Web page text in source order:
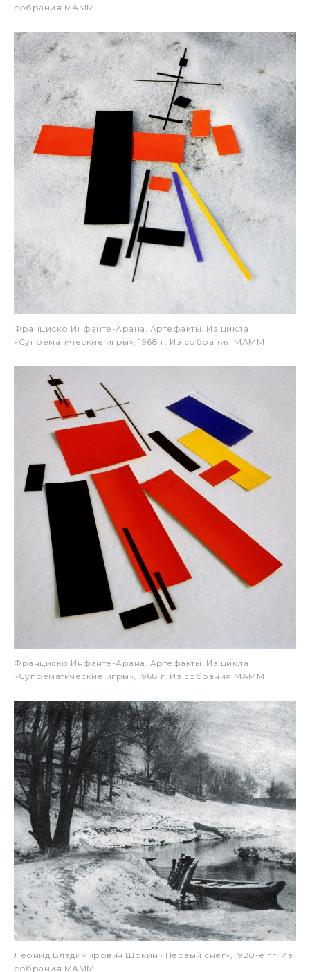
собрания МАММ
Франциско Инфанте-Арана. Артефакты. Из цикла
«Супрематические игры», 1968 г. Из собрания МАММ
Франциско Инфанте-Арана. Артефакты. Из цикла
«Супрематические игры», 1968 г. Из собрания МАММ
Леонид Владимирович Шокин «Первый снег», 1920-е гг. Из
собрания МАММ